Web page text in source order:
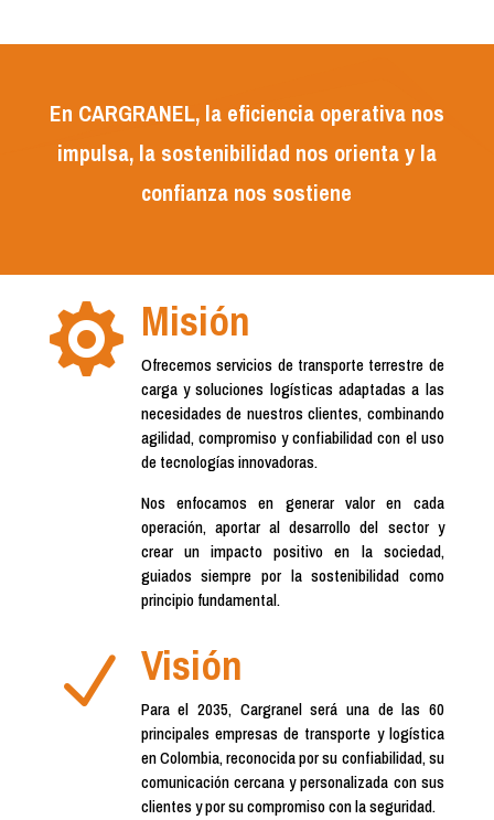
En CARGRANEL, la eficiencia operativa nos
impulsa, la sostenibilidad nos orienta y la
confianza nos sostiene
 Misión
Ofrecemos servicios de transporte terrestre de
carga y soluciones logísticas adaptadas a las
necesidades de nuestros clientes, combinando
agilidad, compromiso y confiabilidad con el uso
de tecnologías innovadoras.
Nos enfocamos en generar valor en cada
operación, aportar al desarrollo del sector y
crear un impacto positivo en la sociedad,
guiados siempre por la sostenibilidad como
principio fundamental.
N Visión
Para el 2035, Cargranel será una de las 60
principales empresas de transporte y logística
en Colombia, reconocida por su confiabilidad, su
comunicación cercana y personalizada con sus
clientes y por su compromiso con la seguridad.